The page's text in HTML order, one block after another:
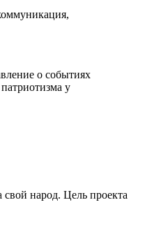
о событиях
у
народ. Цель проекта